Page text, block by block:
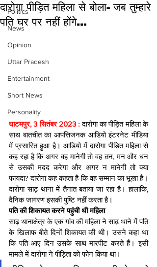
Politics
News
Opinion
Uttar Pradesh
Entertainment
Short News
Personality
दारोगा पीड़ित महिला से बोला- जब तुम्हारे
पति घर पर नहीं होंगे...
घाटमपुर, 3 सितंबर 2023 : दारोगा का पीड़ित महिला के
साथ बातचीत का आपत्तिजनक आडियो इंटरनेट मीडिया
में प्रसारित हुआ है। आडियो में दारोगा पीड़ित महिला से
कह रहा है कि अगर वह मानेगी तो वह तन, मन और धन
से उसकी मदद करेगा और अगर न मानेगी तो क्या
फायदा? दारोगा कह कहता है कि वह सम्मान का भूखा है।
दारोगा साढ़ थाना में तैनात बताया जा रहा है। हालांकि,
दैनिक जागरण इसकी पुष्टि नहीं करता है।
पति की शिकायत करने पहुंची थी महिला
साढ़ थानाक्षेत्र के एक गांव की महिला ने साढ़ थाने में पति
के खिलाफ बीते दिनों शिकायत की थी। उसने कहा था
कि पति आए दिन उसके साथ मारपीट करते हैं। इसी
मामले में दारोगा ने पीड़िता को फोन किया था।